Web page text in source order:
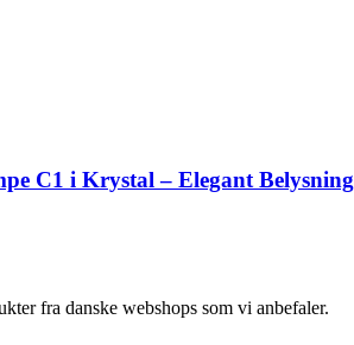
C1 i Krystal – Elegant Belysning
fra danske webshops som vi anbefaler.